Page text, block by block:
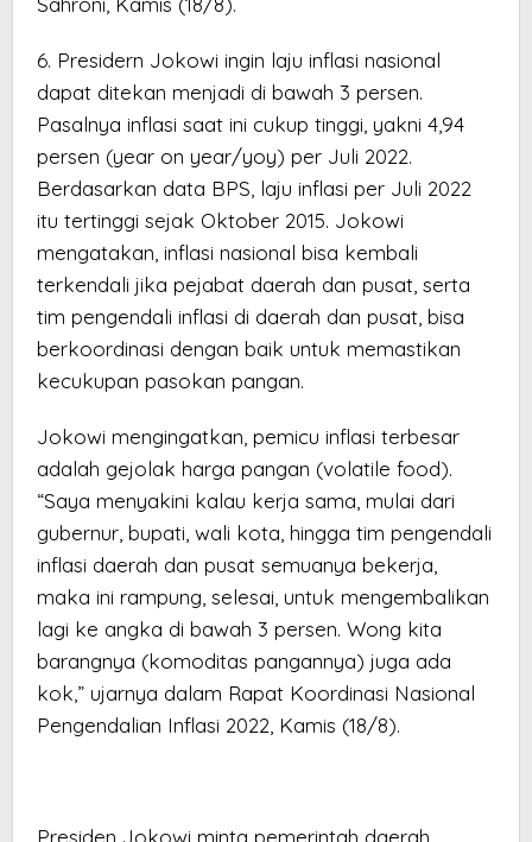
6. Presidern Jokowi ingin laju inflasi nasional
dapat ditekan menjadi di bawah 3 persen.
Pasalnya inflasi saat ini cukup tinggi, yakni 4,94
persen (year on year/yoy) per Juli 2022.
Berdasarkan data BPS, laju inflasi per Juli 2022
itu tertinggi sejak Oktober 2015. Jokowi
mengatakan, inflasi nasional bisa kembali
terkendali jika pejabat daerah dan pusat, serta
tim pengendali inflasi di daerah dan pusat, bisa
berkoordinasi dengan baik untuk memastikan
kecukupan pasokan pangan.
Jokowi mengingatkan, pemicu inflasi terbesar
adalah gejolak harga pangan (volatile food).
“Saya menyakini kalau kerja sama, mulai dari
gubernur, bupati, wali kota, hingga tim pengendali
inflasi daerah dan pusat semuanya bekerja,
maka ini rampung, selesai, untuk mengembalikan
lagi ke angka di bawah 3 persen. Wong kita
barangnya (komoditas pangannya) juga ada
kok,” ujarnya dalam Rapat Koordinasi Nasional
Pengendalian Inflasi 2022, Kamis (18/8).
Presiden Jokowi minta pemerintah daerah